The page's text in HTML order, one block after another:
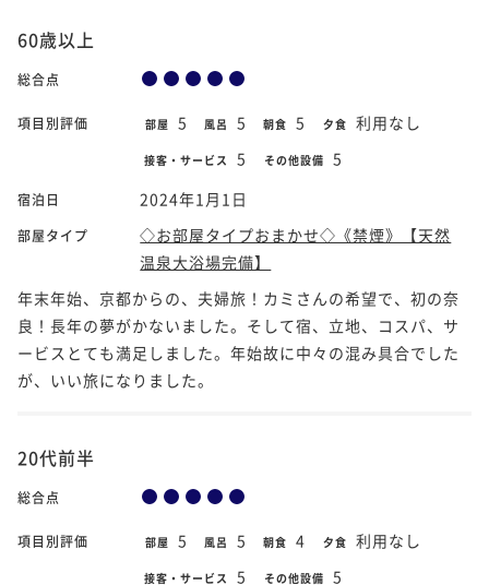
60歳以上
総合点
項目別評価 部屋 5 風呂 5 朝食 5 夕食 利用なし
接客・サービス 5 その他設備 5
宿泊日 2024年1月1日
部屋タイプ
◇お部屋タイプおまかせ◇《禁煙》【天然
温泉大浴場完備】
年末年始、京都からの、夫婦旅！カミさんの希望で、初の奈
良！長年の夢がかないました。そして宿、立地、コスパ、サ
ービスとても満足しました。年始故に中々の混み具合でした
が、いい旅になりました。
20代前半
総合点
項目別評価 部屋 5 風呂 5 朝食 4 夕食 利用なし
接客・サービス 5 その他設備 5